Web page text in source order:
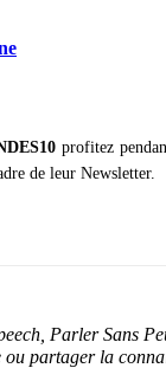
profitez
de leur Newsletter.
partager la